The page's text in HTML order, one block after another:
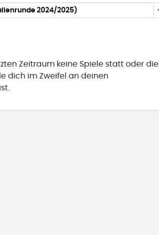
2024/2025)
Zeitraum keine Spiele statt oder die
dich im Zweifel an deinen